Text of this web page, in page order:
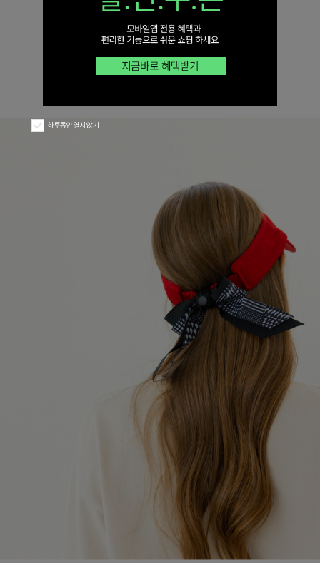
하루동안 열지 않기